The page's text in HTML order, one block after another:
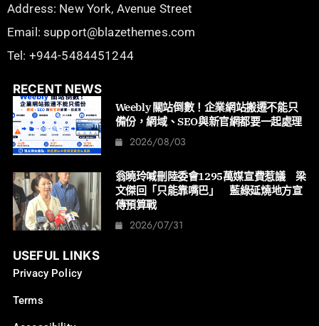
Address: New York, Avenue Street
Email: support@blazethemes.com
Tel: +944-5484451244
RECENT NEWS
Weebly 關站倒數！企業網站搬遷不能只
備份，網域、SEO與新官網都要一起處理
2026/08/03
翁曉玲喊刪陸委會1295萬媒宣費惹議 梁
文傑回「只能靠嘴巴」 藍綠延燒地方宣
傳預算戰
2026/07/31
USEFUL LINKS
Privacy Policy
Terms